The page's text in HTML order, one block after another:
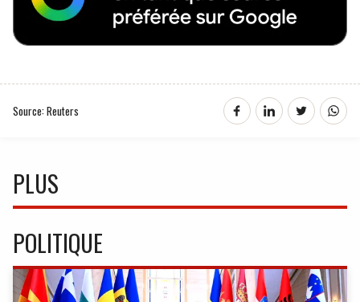
Source: Reuters
PLUS
POLITIQUE